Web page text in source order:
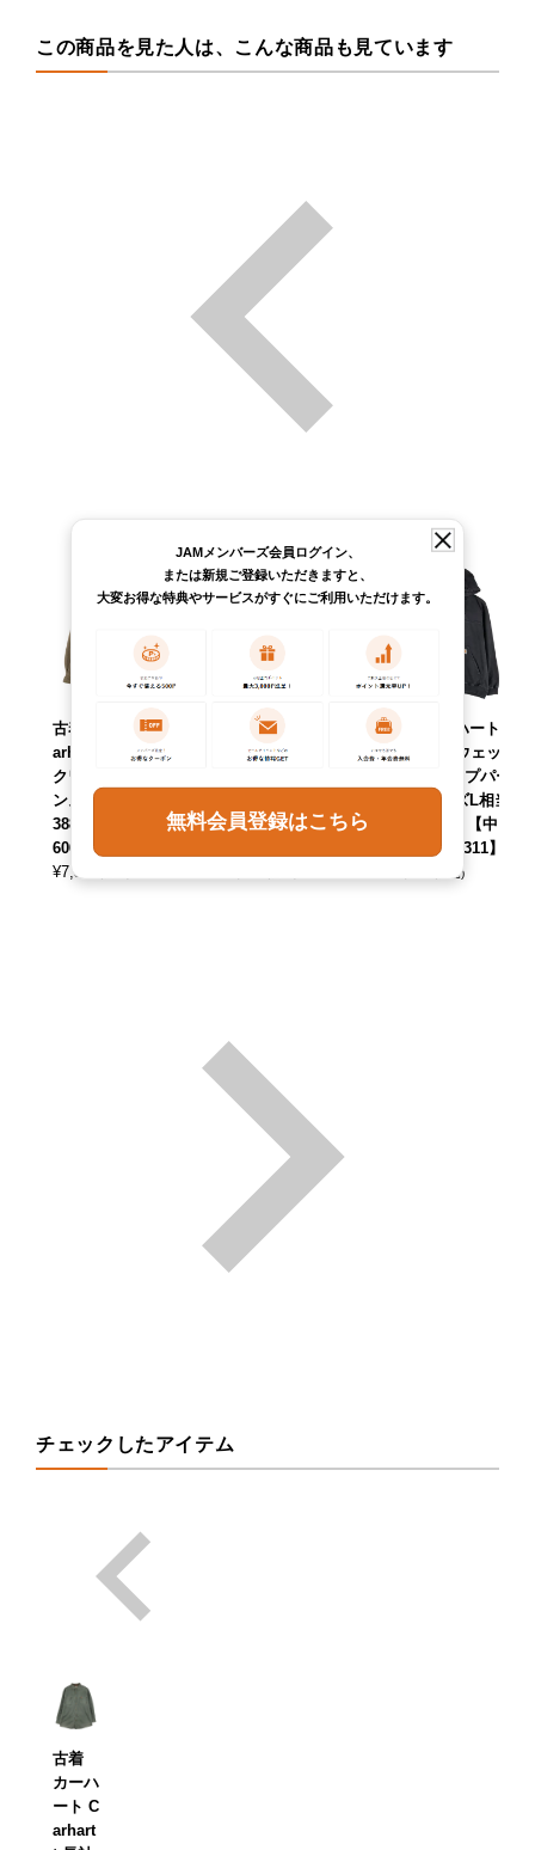
この商品を見た人は、こんな商品も見ています
古着 カーハート C
arhartt 長袖 ダッ
クワークシャツ メ
ンズM相当 /eaa62
3883 【中古】 【2
60606】
¥7,590
古着 カーハート C
arhartt 半袖 シャ
174 【中古】 【26
古着 カーハート C
arhartt スウェット
ハーフジップパー
カー メンズL相当 /
eaa624576 【中
古】 【260311】
(税込)
チェックしたアイテム
古着
カーハ
ート C
arhart
JAMメンバーズ会員ログイン、
または新規ご登録いただきますと、
大変お得な特典やサービスがすぐにご利用いただけます。
無料会員登録はこちら